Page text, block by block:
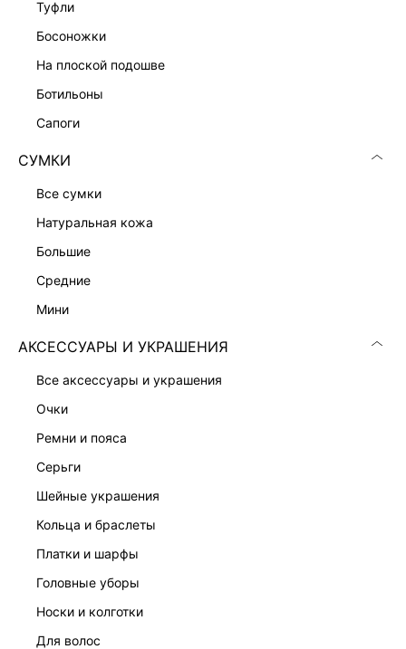
туфли
босоножки
на плоской подошве
ботильоны
сапоги
СУМКИ
все сумки
натуральная кожа
большие
средние
мини
АКСЕССУАРЫ И УКРАШЕНИЯ
все аксессуары и украшения
очки
ремни и пояса
серьги
шейные украшения
кольца и браслеты
платки и шарфы
головные уборы
носки и колготки
для волос
ПЛАТЬЕ-КРОШЕ ИЗ 100% ХЛОПКА